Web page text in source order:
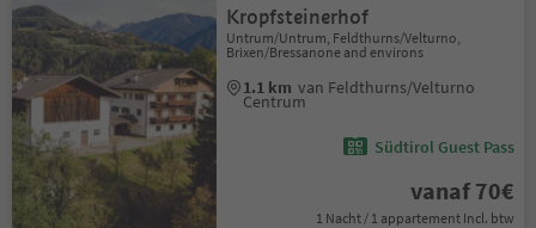
Kropfsteinerhof
Untrum/Untrum, Feldthurns/Velturno,
Brixen/Bressanone and environs
1.1 km van Feldthurns/Velturno
Centrum
Südtirol Guest Pass
vanaf 70€
1 Nacht / 1 appartement Incl. btw